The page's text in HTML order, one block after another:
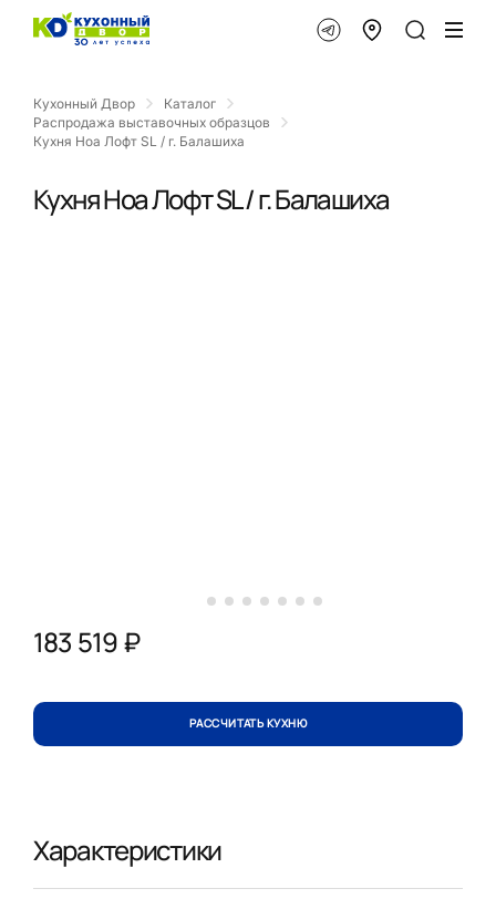
Кухонный Двор
Каталог
Распродажа выставочных образцов
Кухня Ноа Лофт SL / г. Балашиха
Кухня Ноа Лофт SL / г. Балашиха
183 519 ₽
РАССЧИТАТЬ КУХНЮ
Характеристики